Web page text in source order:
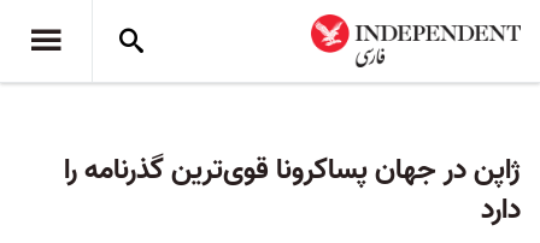
ژاپن در جهان پساکرونا قوی‌ترین گذرنامه را
دارد